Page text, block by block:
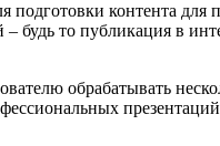
контента
будь то публикация в
обрабатывать